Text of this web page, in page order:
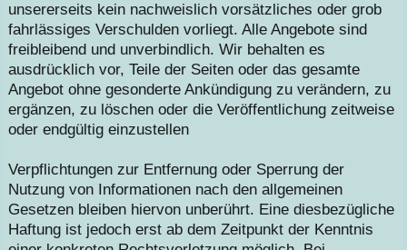
unsererseits kein nachweislich vorsätzliches oder grob
fahrlässiges Verschulden vorliegt. Alle Angebote sind
freibleibend und unverbindlich. Wir behalten es
ausdrücklich vor, Teile der Seiten oder das gesamte
Angebot ohne gesonderte Ankündigung zu verändern, zu
ergänzen, zu löschen oder die Veröffentlichung zeitweise
oder endgültig einzustellen
Verpflichtungen zur Entfernung oder Sperrung der
Nutzung von Informationen nach den allgemeinen
Gesetzen bleiben hiervon unberührt. Eine diesbezügliche
Haftung ist jedoch erst ab dem Zeitpunkt der Kenntnis